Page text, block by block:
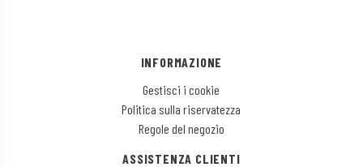
INFORMAZIONE
Gestisci i cookie
Politica sulla riservatezza
Regole del negozio
ASSISTENZA CLIENTI